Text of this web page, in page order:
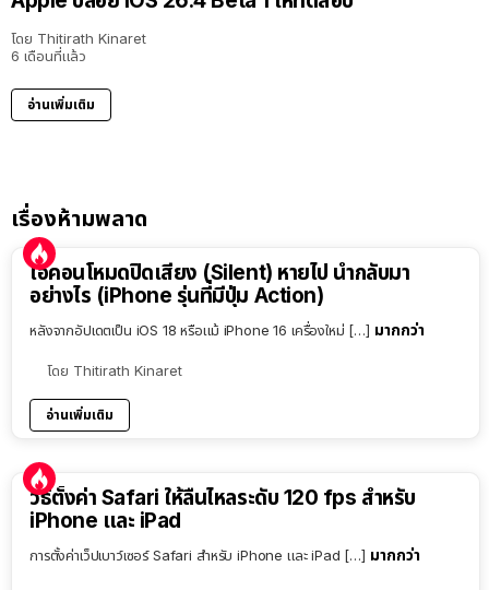
โดย Thitirath Kinaret
6 เดือนที่แล้ว
อ่านเพิ่มเติม
เรื่องห้ามพลาด
ไอคอนโหมดปิดเสียง (Silent) หายไป นำกลับมา
อย่างไร (iPhone รุ่นที่มีปุ่ม Action)
หลังจากอัปเดตเป็น iOS 18 หรือแม้ iPhone 16 เครื่องใหม่ […] มากกว่า
โดย Thitirath Kinaret
อ่านเพิ่มเติม
วิธีตั้งค่า Safari ให้ลื่นไหลระดับ 120 fps สำหรับ
iPhone และ iPad
การตั้งค่าเว็ปเบาว์เซอร์ Safari สำหรับ iPhone และ iPad […] มากกว่า